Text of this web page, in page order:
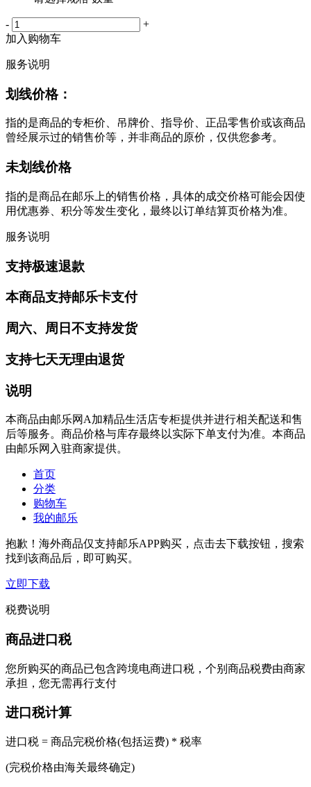
-
+
加入购物车
服务说明
划线价格：
指的是商品的专柜价、吊牌价、指导价、正品零售价或该商品
曾经展示过的销售价等，并非商品的原价，仅供您参考。
未划线价格
指的是商品在邮乐上的销售价格，具体的成交价格可能会因使
用优惠券、积分等发生变化，最终以订单结算页价格为准。
服务说明
支持极速退款
本商品支持邮乐卡支付
周六、周日不支持发货
支持七天无理由退货
说明
本商品由邮乐网A加精品生活店专柜提供并进行相关配送和售
后等服务。商品价格与库存最终以实际下单支付为准。本商品
由邮乐网入驻商家提供。
首页
分类
购物车
我的邮乐
抱歉！海外商品仅支持邮乐APP购买，点击去下载按钮，搜索
找到该商品后，即可购买。
立即下载
税费说明
商品进口税
您所购买的商品已包含跨境电商进口税，个别商品税费由商家
承担，您无需再行支付
进口税计算
进口税 = 商品完税价格(包括运费) * 税率
(完税价格由海关最终确定)